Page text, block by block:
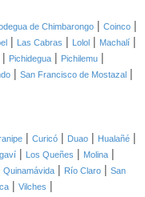
de Chimbarongo | Coinco |
| Las Cabras | Lolol | Machalí |
| Pichidegua | Pichilemu |
| San Francisco de Mostazal |
| Curicó | Duao | Hualañé |
| Los Queñes | Molina |
Quinamávida | Río Claro | San
| Vilches |